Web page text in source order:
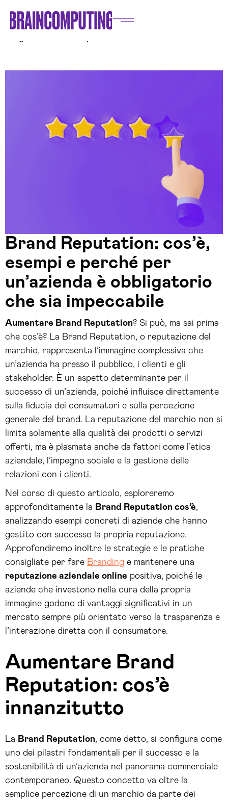
Home/ Blog/Marketing/
Brand Reputation: cos’è, esempi e perché per un’azienda è
Brand Reputation: cos’è,
esempi e perché per
un’azienda è obbligatorio
che sia impeccabile
Aumentare Brand Reputation? Si può, ma sai prima
che cos’è? La Brand Reputation, o reputazione del
marchio, rappresenta l’immagine complessiva che
un’azienda ha presso il pubblico, i clienti e gli
stakeholder. È un aspetto determinante per il
successo di un’azienda, poiché influisce direttamente
sulla fiducia dei consumatori e sulla percezione
generale del brand. La reputazione del marchio non si
limita solamente alla qualità dei prodotti o servizi
offerti, ma è plasmata anche da fattori come l’etica
aziendale, l’impegno sociale e la gestione delle
relazioni con i clienti.
Nel corso di questo articolo, esploreremo
approfonditamente la Brand Reputation cos’è,
analizzando esempi concreti di aziende che hanno
gestito con successo la propria reputazione.
Approfondiremo inoltre le strategie e le pratiche
consigliate per fare Branding e mantenere una
reputazione aziendale online positiva, poiché le
aziende che investono nella cura della propria
immagine godono di vantaggi significativi in un
mercato sempre più orientato verso la trasparenza e
l’interazione diretta con il consumatore.
Aumentare Brand
Reputation: cos’è
innanzitutto
La Brand Reputation, come detto, si configura come
uno dei pilastri fondamentali per il successo e la
sostenibilità di un’azienda nel panorama commerciale
contemporaneo. Questo concetto va oltre la
semplice percezione di un marchio da parte dei